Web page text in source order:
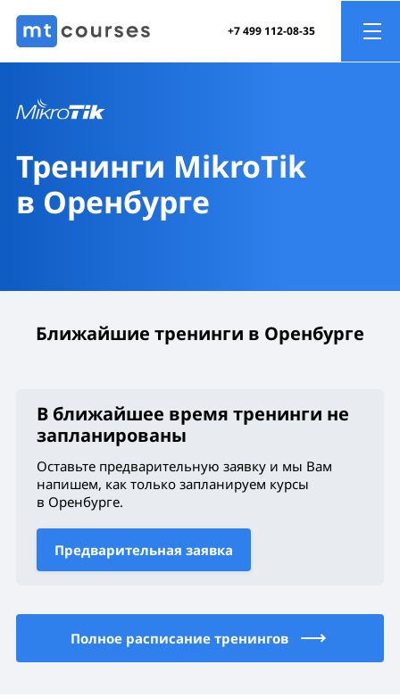
+7 499 112-08-35
Тренинги MikroTik
в Оренбурге
Ближайшие тренинги в Оренбурге
В ближайшее время тренинги не
запланированы
Оставьте предварительную заявку и мы Вам
напишем, как только запланируем курсы
в Оренбурге.
Предварительная заявка
Полное расписание тренингов